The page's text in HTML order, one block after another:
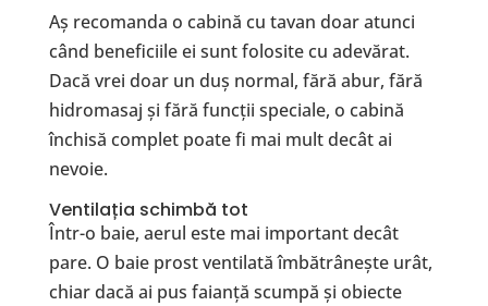
Aș recomanda o cabină cu tavan doar atunci
când beneficiile ei sunt folosite cu adevărat.
Dacă vrei doar un duș normal, fără abur, fără
hidromasaj și fără funcții speciale, o cabină
închisă complet poate fi mai mult decât ai
nevoie.
Ventilația schimbă tot
Într-o baie, aerul este mai important decât
pare. O baie prost ventilată îmbătrânește urât,
chiar dacă ai pus faianță scumpă și obiecte